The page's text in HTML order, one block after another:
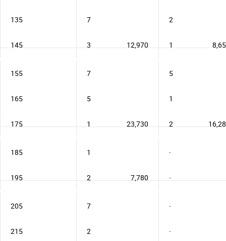
135 7 2
145 3 1
12,970
155 7 5
165 5 1
175 1 2
23,730
185 1 -
195 2 -
7,780
205 7 -
215 2 -